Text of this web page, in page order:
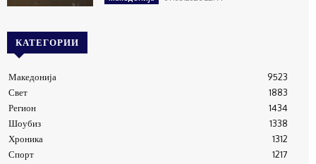
КАТЕГОРИИ
Македонија
9523
Свет
1883
Регион
1434
Шоубиз
1338
Хроника
1312
Спорт
1217